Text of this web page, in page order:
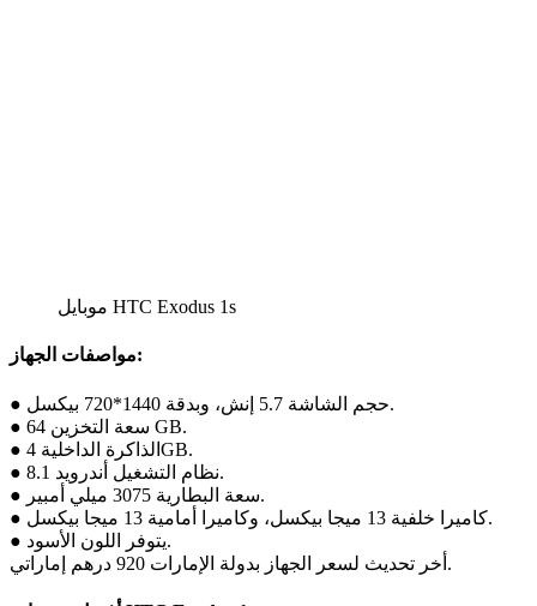
موبايل HTC Exodus 1s
مواصفات الجهاز:
● حجم الشاشة 5.7 إنش، وبدقة 1440*720 بيكسل.
● سعة التخزين 64 GB.
● الذاكرة الداخلية 4GB.
● نظام التشغيل أندرويد 8.1.
● سعة البطارية 3075 ميلي أمبير.
● كاميرا خلفية 13 ميجا بيكسل، وكاميرا أمامية 13 ميجا بيكسل.
● يتوفر اللون الأسود.
أخر تحديث لسعر الجهاز بدولة الإمارات 920 درهم إماراتي.